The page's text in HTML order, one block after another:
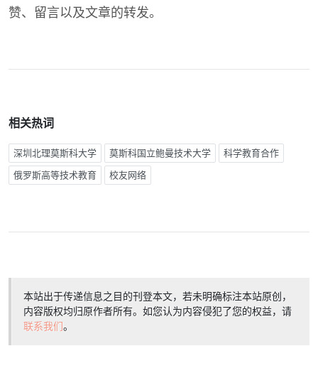
赞、留言以及文章的转发。
相关热词
深圳北理莫斯科大学 莫斯科国立鲍曼技术大学 科学教育合作
俄罗斯高等技术教育 校友网络
本站出于传递信息之目的刊登本文，若未明确标注本站原创，
内容版权均归原作者所有。如您认为内容侵犯了您的权益，请
联系我们。